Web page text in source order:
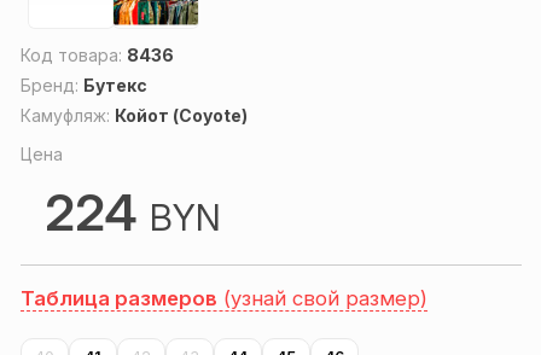
Код товара: 8436
Бренд: Бутекс
Камуфляж: Койот (Coyote)
Цена
224 BYN
Таблица размеров (узнай свой размер)